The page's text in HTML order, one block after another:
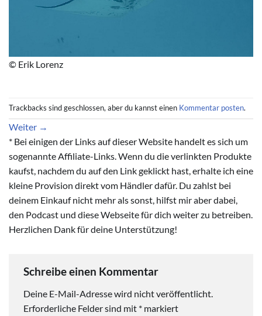
© Erik Lorenz
Trackbacks sind geschlossen, aber du kannst einen Kommentar posten.
Weiter →
* Bei einigen der Links auf dieser Website handelt es sich um
sogenannte Affiliate-Links. Wenn du die verlinkten Produkte
kaufst, nachdem du auf den Link geklickt hast, erhalte ich eine
kleine Provision direkt vom Händler dafür. Du zahlst bei
deinem Einkauf nicht mehr als sonst, hilfst mir aber dabei,
den Podcast und diese Webseite für dich weiter zu betreiben.
Herzlichen Dank für deine Unterstützung!
Schreibe einen Kommentar
Deine E-Mail-Adresse wird nicht veröffentlicht.
Erforderliche Felder sind mit * markiert